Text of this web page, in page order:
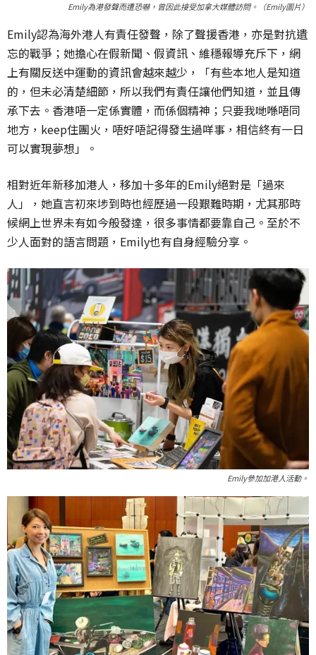
Emily為港發聲而遭恐嚇，曾因此接受加拿大媒體訪問。（Emily圖片）
Emily認為海外港人有責任發聲，除了聲援香港，亦是對抗遺
忘的戰爭；她擔心在假新聞、假資訊、維穩報導充斥下，網
上有關反送中運動的資訊會越來越少，「有些本地人是知道
的，但未必清楚細節，所以我們有責任讓他們知道，並且傳
承下去。香港唔一定係實體，而係個精神；只要我哋喺唔同
地方，keep住團火，唔好唔記得發生過咩事，相信終有一日
可以實現夢想」。
相對近年新移加港人，移加十多年的Emily絕對是「過來
人」，她直言初來埗到時也經歷過一段艱難時期，尤其那時
候網上世界未有如今般發達，很多事情都要靠自己。至於不
少人面對的語言問題，Emily也有自身經驗分享。
Emily參加加港人活動。